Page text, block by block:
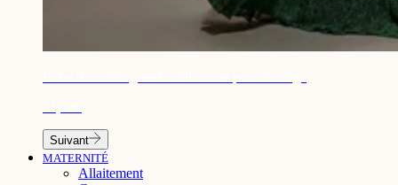
Suivant
MATERNITÉ
Allaitement